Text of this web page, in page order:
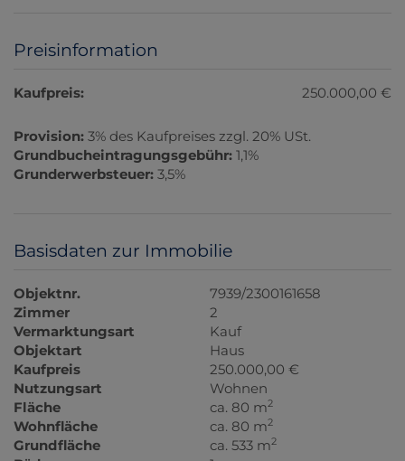
Preisinformation
Kaufpreis: 250.000,00 €
Provision: 3% des Kaufpreises zzgl. 20% USt.
Grundbucheintragungsgebühr: 1,1%
Grunderwerbsteuer: 3,5%
Basisdaten zur Immobilie
Objektnr.
7939/2300161658
Zimmer
2
Vermarktungsart
Kauf
Objektart
Haus
Kaufpreis
250.000,00 €
Nutzungsart
Wohnen
Fläche
ca. 80 m2
Wohnfläche ca. 80 m2
Grundfläche ca. 533 m2